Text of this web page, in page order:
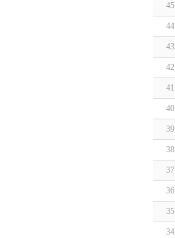
45
44
43
42
41
40
39
38
37
36
35
34